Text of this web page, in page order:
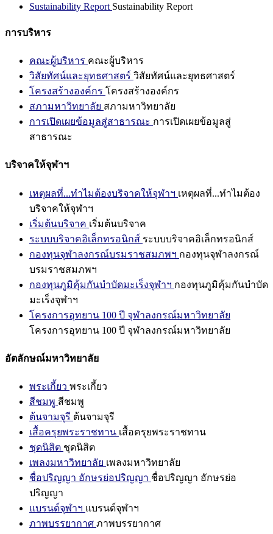
Sustainability Report Sustainability Report
การบริหาร
คณะผู้บริหาร คณะผู้บริหาร
วิสัยทัศน์และยุทธศาสตร์ วิสัยทัศน์และยุทธศาสตร์
โครงสร้างองค์กร โครงสร้างองค์กร
สภามหาวิทยาลัย สภามหาวิทยาลัย
การเปิดเผยข้อมูลสู่สาธารณะ การเปิดเผยข้อมูลสู่
สาธารณะ
บริจาคให้จุฬาฯ
เหตุผลที่...ทำไมต้องบริจาคให้จุฬาฯ เหตุผลที่...ทำไมต้อง
บริจาคให้จุฬาฯ
เริ่มต้นบริจาค เริ่มต้นบริจาค
ระบบบริจาคอิเล็กทรอนิกส์ ระบบบริจาคอิเล็กทรอนิกส์
กองทุนจุฬาลงกรณ์บรมราชสมภพฯ กองทุนจุฬาลงกรณ์
บรมราชสมภพฯ
กองทุนภูมิคุ้มกันบำบัดมะเร็งจุฬาฯ กองทุนภูมิคุ้มกันบำบัด
มะเร็งจุฬาฯ
โครงการอุทยาน 100 ปี จุฬาลงกรณ์มหาวิทยาลัย
โครงการอุทยาน 100 ปี จุฬาลงกรณ์มหาวิทยาลัย
อัตลักษณ์มหาวิทยาลัย
พระเกี้ยว พระเกี้ยว
สีชมพู สีชมพู
ต้นจามจุรี ต้นจามจุรี
เสื้อครุยพระราชทาน เสื้อครุยพระราชทาน
ชุดนิสิต ชุดนิสิต
เพลงมหาวิทยาลัย เพลงมหาวิทยาลัย
ชื่อปริญญา อักษรย่อปริญญา ชื่อปริญญา อักษรย่อ
ปริญญา
แบรนด์จุฬาฯ แบรนด์จุฬาฯ
ภาพบรรยากาศ ภาพบรรยากาศ